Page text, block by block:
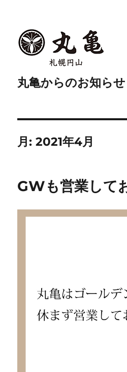
丸亀からのお知らせ
月:2021年4月
GWも営業して